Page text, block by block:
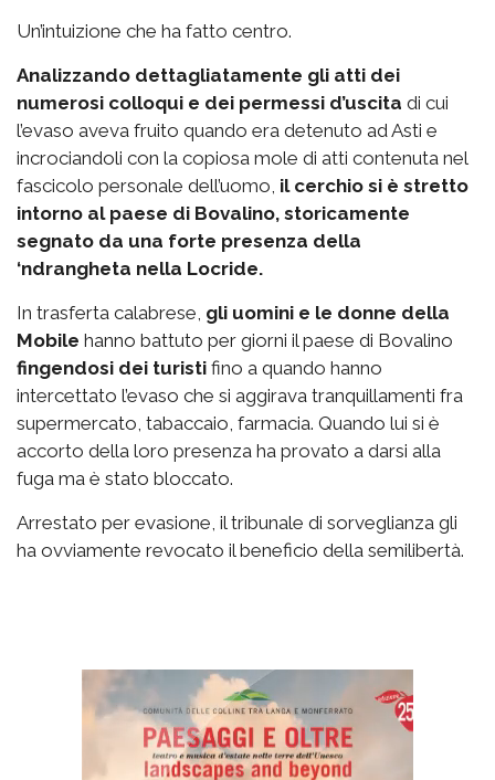
Un’intuizione che ha fatto centro.
Analizzando dettagliatamente gli atti dei
numerosi colloqui e dei permessi d’uscita di cui
l’evaso aveva fruito quando era detenuto ad Asti e
incrociandoli con la copiosa mole di atti contenuta nel
fascicolo personale dell’uomo, il cerchio si è stretto
intorno al paese di Bovalino, storicamente
segnato da una forte presenza della
‘ndrangheta nella Locride.
In trasferta calabrese, gli uomini e le donne della
Mobile hanno battuto per giorni il paese di Bovalino
fingendosi dei turisti fino a quando hanno
intercettato l’evaso che si aggirava tranquillamenti fra
supermercato, tabaccaio, farmacia. Quando lui si è
accorto della loro presenza ha provato a darsi alla
fuga ma è stato bloccato.
Arrestato per evasione, il tribunale di sorveglianza gli
ha ovviamente revocato il beneficio della semilibertà.